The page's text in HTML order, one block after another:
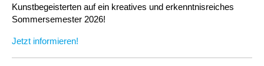
Kunstbegeisterten auf ein kreatives und erkenntnisreiches
Sommersemester 2026!
Jetzt informieren!